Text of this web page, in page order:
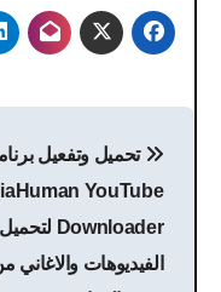
المقالات
تحميل وتفعيل
YouTube
Downloader لتحميل
الفيديوهات والاغاني